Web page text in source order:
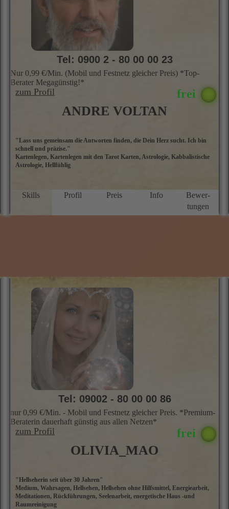
ANDRE VOLTAN
"Lass uns gemeinsam die Antworten finden, die Dein Herz sucht. Ich bin
schnell und präzise."
Kartenlegen, Kartenlegen mit den Tarot Karten, Astrologie, Kabbalistische
Astrologie, Hellfühlig
Skills Profil Preis Info
Bewer­
tungen
Tel: 0900 2 - 80 00 00 23
Nur 0,99 €/Min. (Mobil und Festnetz gleicher Preis) *Top-
Berater Megagünstig!*
zum Profil
OLIVIA_MAO
"Hellseherin seit über 30 Jahren"
Medium, Wahrsagen, Hellsehen, Hellsehen ohne Hilfsmittel, Energiearbeit,
Meditationen, Rückführungen, Seelenarbeit, energetische Haus -und
Raumreinigung
Tel: 09002 - 80 00 00 86
nur 0,99 €/Min. - Mobil und Festnetz gleicher Preis. *Premium-
Beraterin dauerhaft günstig aus allen Netzen*
zum Profil